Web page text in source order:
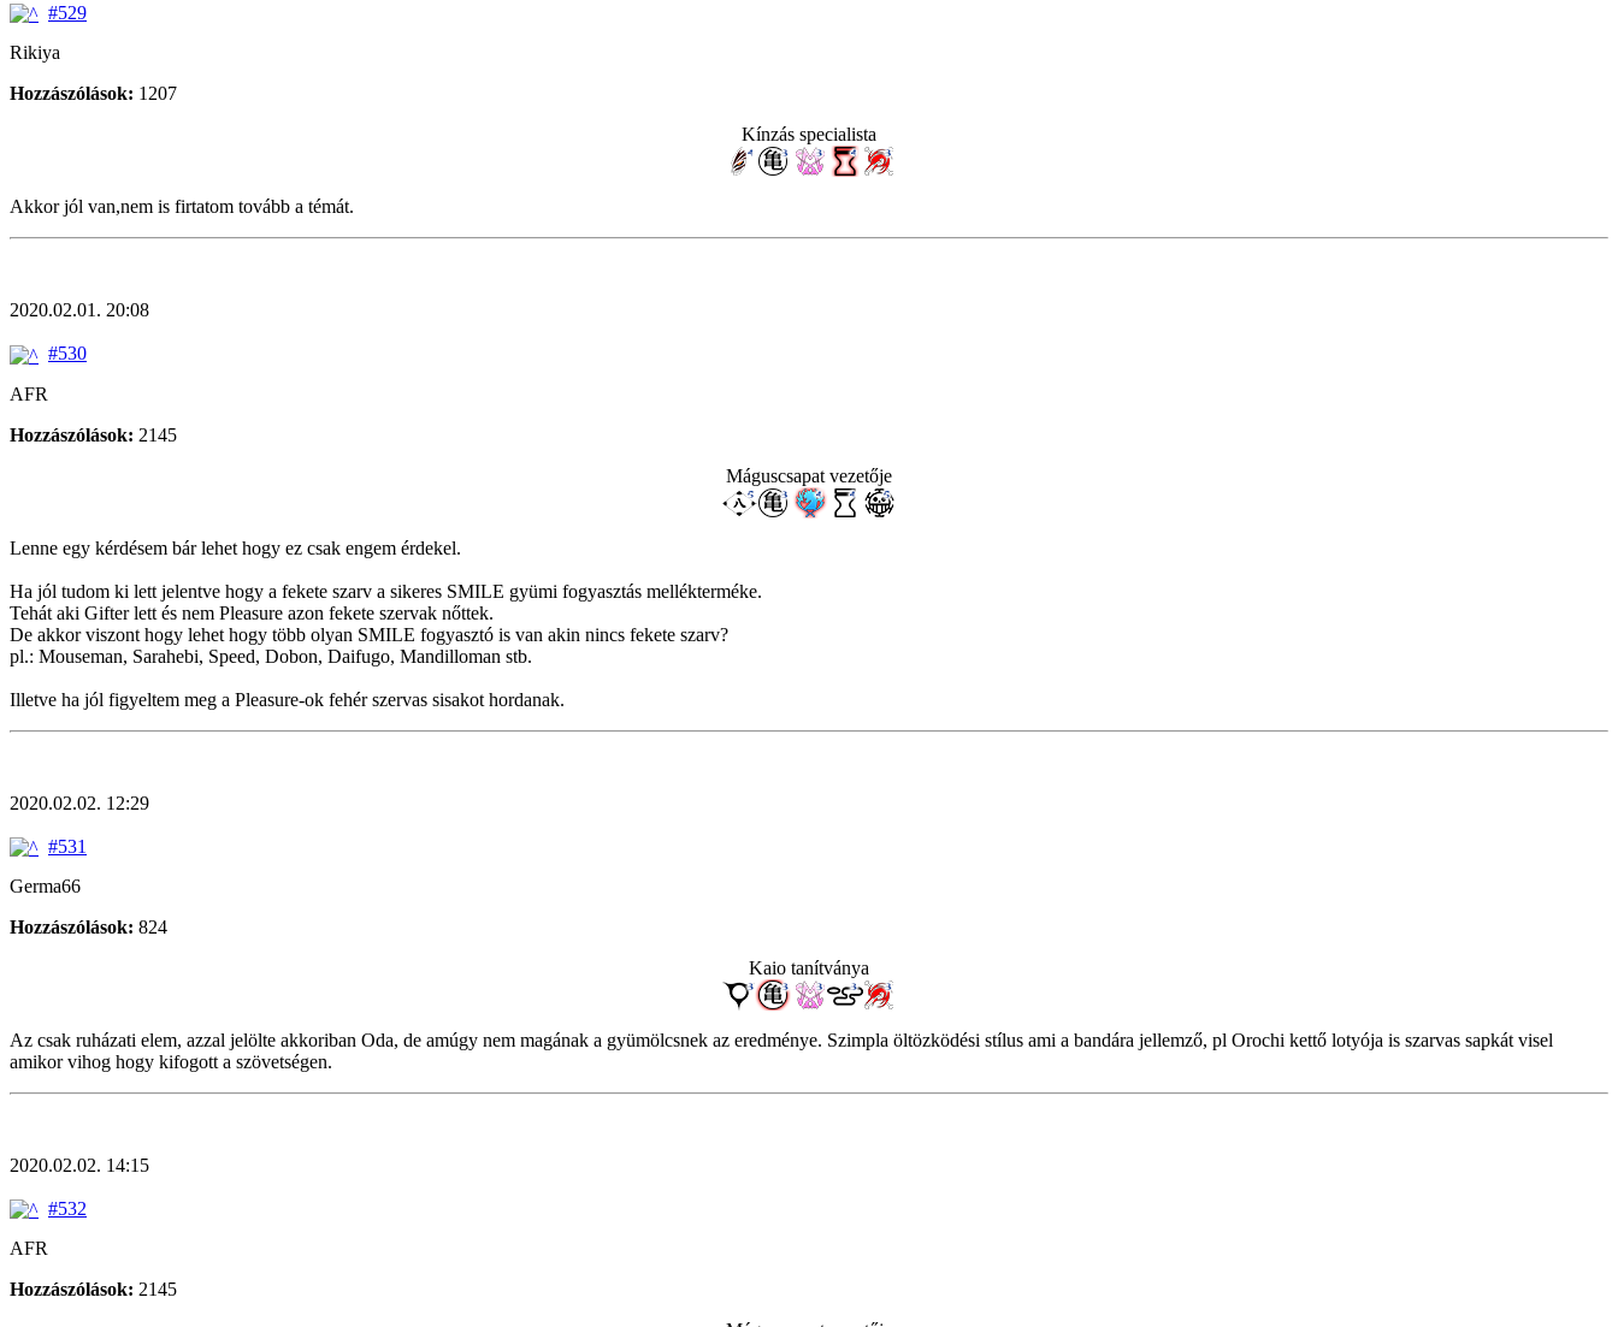
#529
Rikiya
Hozzászólások: 1207
Kínzás specialista
Akkor jól van,nem is firtatom tovább a témát.
2020.02.01. 20:08
#530
AFR
Hozzászólások: 2145
Máguscsapat vezetője
Lenne egy kérdésem bár lehet hogy ez csak engem érdekel.
Ha jól tudom ki lett jelentve hogy a fekete szarv a sikeres SMILE gyümi fogyasztás mellékterméke.
Tehát aki Gifter lett és nem Pleasure azon fekete szervak nőttek.
De akkor viszont hogy lehet hogy több olyan SMILE fogyasztó is van akin nincs fekete szarv?
pl.: Mouseman, Sarahebi, Speed, Dobon, Daifugo, Mandilloman stb.
Illetve ha jól figyeltem meg a Pleasure-ok fehér szervas sisakot hordanak.
2020.02.02. 12:29
#531
Germa66
Hozzászólások: 824
Kaio tanítványa
Az csak ruházati elem, azzal jelölte akkoriban Oda, de amúgy nem magának a gyümölcsnek az eredménye. Szimpla öltözködési stílus ami a bandára jellemző, pl Orochi kettő lotyója is szarvas sapkát visel
amikor vihog hogy kifogott a szövetségen.
2020.02.02. 14:15
#532
AFR
Hozzászólások: 2145